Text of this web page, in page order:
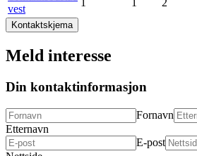
vest
1 1 2
Kontaktskjema
Meld interesse
Din kontaktinformasjon
Fornavn
Etternavn
E-post